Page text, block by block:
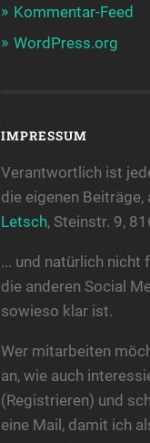
Kommentar-Feed
WordPress.org
IMPRESSUM
Verantwortlich ist
die eigenen
Letsch, Steinstr. 9,
... und natürlich nicht
die anderen Social
sowieso klar ist.
Wer mitarbeiten
an, wie auch
(Registrieren) und
eine Mail, damit ich